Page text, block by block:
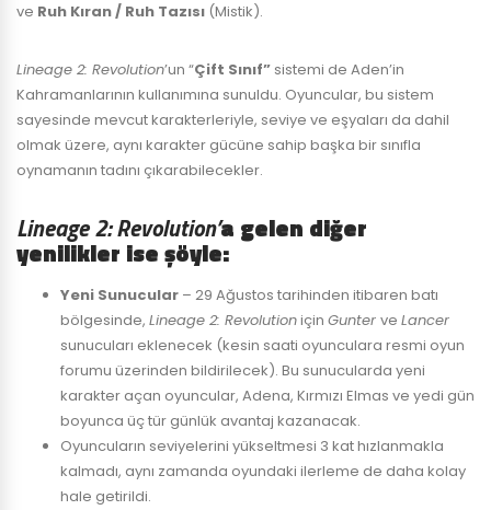
ve Ruh Kıran / Ruh Tazısı (Mistik).
Lineage 2: Revolution’un “Çift Sınıf” sistemi de Aden’in
Kahramanlarının kullanımına sunuldu. Oyuncular, bu sistem
sayesinde mevcut karakterleriyle, seviye ve eşyaları da dahil
olmak üzere, aynı karakter gücüne sahip başka bir sınıfla
oynamanın tadını çıkarabilecekler.
Lineage 2: Revolution’a gelen diğer
yenilikler ise şöyle:
Yeni Sunucular – 29 Ağustos tarihinden itibaren batı
bölgesinde, Lineage 2: Revolutioniçin Gunter ve Lancer
sunucuları eklenecek (kesin saati oyunculara resmi oyun
forumu üzerinden bildirilecek). Bu sunucularda yeni
karakter açan oyuncular, Adena, Kırmızı Elmas ve yedi gün
boyunca üç tür günlük avantaj kazanacak.
Oyuncuların seviyelerini yükseltmesi 3 kat hızlanmakla
kalmadı, aynı zamanda oyundaki ilerleme de daha kolay
hale getirildi.